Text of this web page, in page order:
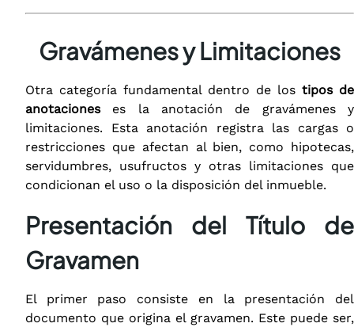
Gravámenes y Limitaciones
Otra categoría fundamental dentro de los tipos de
anotacioneses la anotación de gravámenes y
limitaciones. Esta anotación registra las cargas o
restricciones que afectan al bien, como hipotecas,
servidumbres, usufructos y otras limitaciones que
condicionan el uso o la disposición del inmueble.
Presentación del Título de
Gravamen
El primer paso consiste en la presentación del
documento que origina el gravamen. Este puede ser,